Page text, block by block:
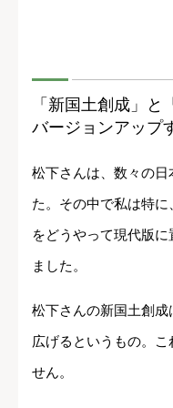
「新国土創成」
バージョンアップ
松下さんは、数々の
た。その中で私は特に
をどうやって現代版
ました。
松下さんの新国土創
広げるというもの。
せん。